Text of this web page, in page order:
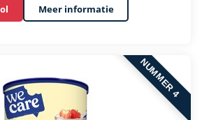
Meer informatie
NUMMER 4